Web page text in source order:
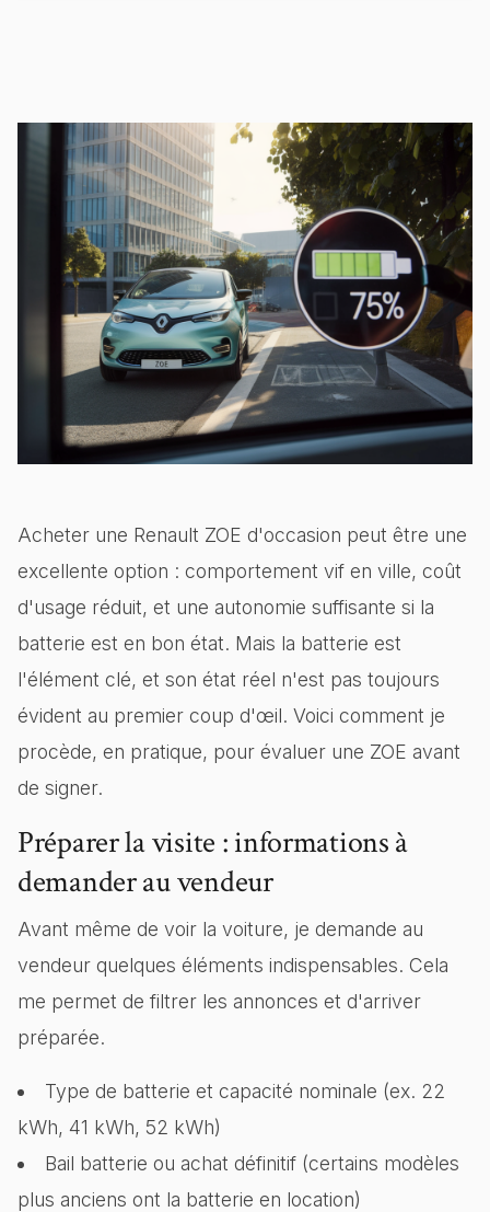
Acheter une Renault ZOE d'occasion peut être une
excellente option : comportement vif en ville, coût
d'usage réduit, et une autonomie suffisante si la
batterie est en bon état. Mais la batterie est
l'élément clé, et son état réel n'est pas toujours
évident au premier coup d'œil. Voici comment je
procède, en pratique, pour évaluer une ZOE avant
de signer.
Préparer la visite : informations à
demander au vendeur
Avant même de voir la voiture, je demande au
vendeur quelques éléments indispensables. Cela
me permet de filtrer les annonces et d'arriver
préparée.
Type de batterie et capacité nominale (ex. 22
kWh, 41 kWh, 52 kWh)
Bail batterie ou achat définitif (certains modèles
plus anciens ont la batterie en location)